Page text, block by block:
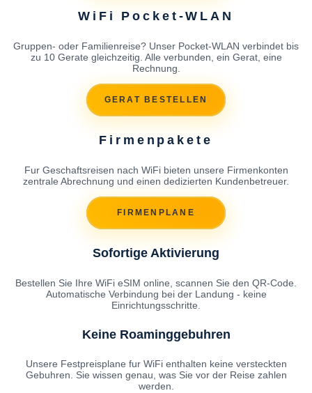
WiFi Pocket-WLAN
Gruppen- oder Familienreise? Unser Pocket-WLAN verbindet bis
zu 10 Gerate gleichzeitig. Alle verbunden, ein Gerat, eine
Rechnung.
GERAT BESTELLEN
Firmenpakete
Fur Geschaftsreisen nach WiFi bieten unsere Firmenkonten
zentrale Abrechnung und einen dedizierten Kundenbetreuer.
FIRMENPLANE
Sofortige Aktivierung
Bestellen Sie Ihre WiFi eSIM online, scannen Sie den QR-Code.
Automatische Verbindung bei der Landung - keine
Einrichtungsschritte.
Keine Roaminggebuhren
Unsere Festpreisplane fur WiFi enthalten keine versteckten
Gebuhren. Sie wissen genau, was Sie vor der Reise zahlen
werden.